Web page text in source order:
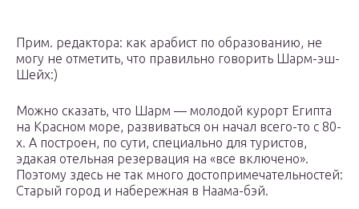
Прим. редактора: как арабист по образованию, не
могу не отметить, что правильно говорить Шарм-эш-
Шейх:)
Можно сказать, что Шарм — молодой курорт Египта
на Красном море, развиваться он начал всего-то с 80-
х. А построен, по сути, специально для туристов,
эдакая отельная резервация на «все включено».
Поэтому здесь не так много достопримечательностей:
Старый город и набережная в Наама-бэй.